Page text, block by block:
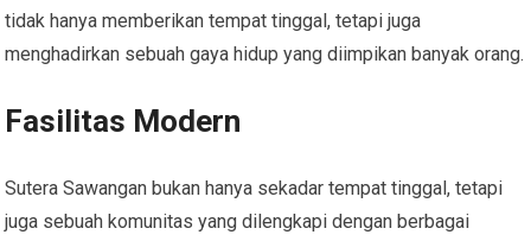
tidak hanya memberikan tempat tinggal, tetapi juga
menghadirkan sebuah gaya hidup yang diimpikan banyak orang.
Fasilitas Modern
Sutera Sawangan bukan hanya sekadar tempat tinggal, tetapi
juga sebuah komunitas yang dilengkapi dengan berbagai